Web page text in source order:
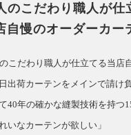
のこだわり職人が仕
自慢のオーダーカー
こだわり職人が仕立てる当店
出荷カーテンをメインで請け
40年の確かな縫製技術を持つ
れいなカーテンが欲しい」